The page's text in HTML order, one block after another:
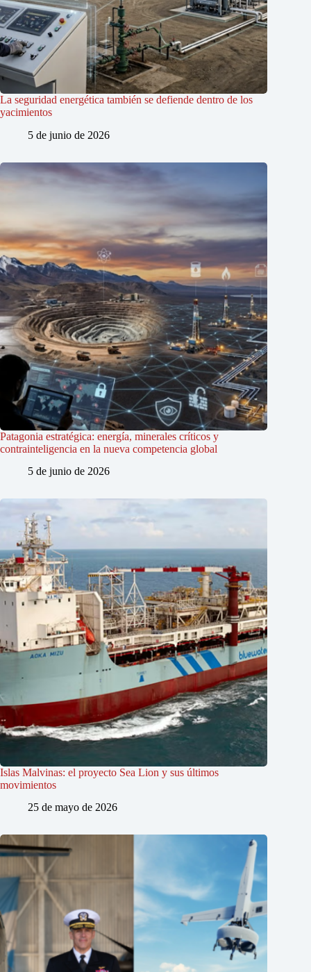
La seguridad energética también se defiende dentro de los
yacimientos
5 de junio de 2026
Patagonia estratégica: energía, minerales críticos y
contrainteligencia en la nueva competencia global
5 de junio de 2026
Islas Malvinas: el proyecto Sea Lion y sus últimos
movimientos
25 de mayo de 2026